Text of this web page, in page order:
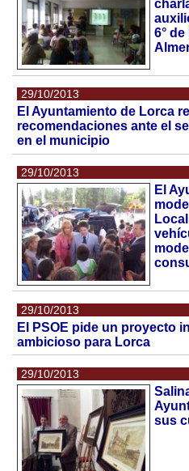
6°
29/10/2013
El Ayuntamiento de Lorca
recomendaciones ante el
en el municipio
29/10/2013
El
29/10/2013
El PSOE pide un proyecto
ambicioso para Lorca
29/10/2013
sus